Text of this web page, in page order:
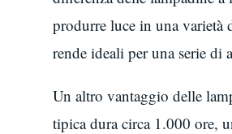
produrre luce in una varietà
rende ideali per una serie
Un altro vantaggio delle
tipica dura circa 1.000 ore,